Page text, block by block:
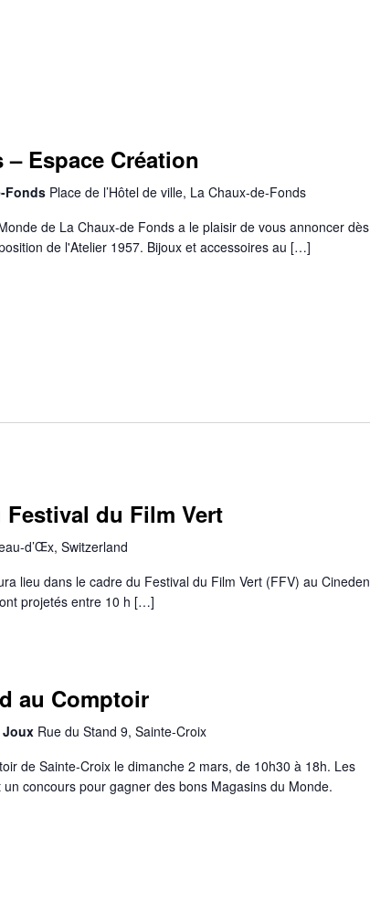
Espace Création
Fonds Place de l’Hôtel de ville, La Chaux-de-Fonds
de La Chaux-de Fonds a le plaisir de vous annoncer dès
de l'Atelier 1957. Bijoux et accessoires au […]
Festival du Film Vert
d’Œx, Switzerland
lieu dans le cadre du Festival du Film Vert (FFV) au Cineden
projetés entre 10 h […]
au Comptoir
Joux Rue du Stand 9, Sainte-Croix
de Sainte-Croix le dimanche 2 mars, de 10h30 à 18h. Les
concours pour gagner des bons Magasins du Monde.